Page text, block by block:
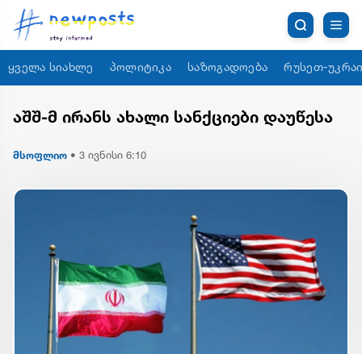
ყველა სიახლე პოლიტიკა საზოგადოება რუსეთ-
აშშ-მ ირანს ახალი სანქციები დაუწესა
მსოფლიო • 3 ივნისი 6:10